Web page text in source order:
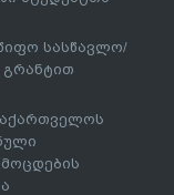
სასწავლო/